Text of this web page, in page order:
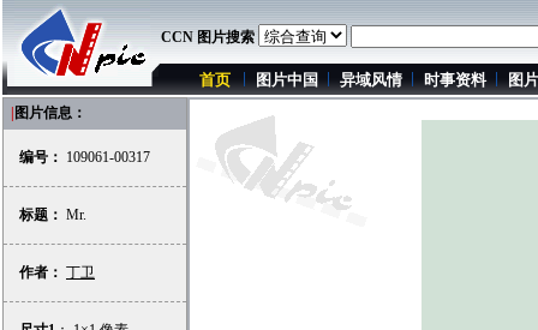
CCN 图片搜索
首页 图片中国 异域风情 时事资料 图
图片信息：
编号： 109061-00317
标题： Mr.
作者： 丁卫